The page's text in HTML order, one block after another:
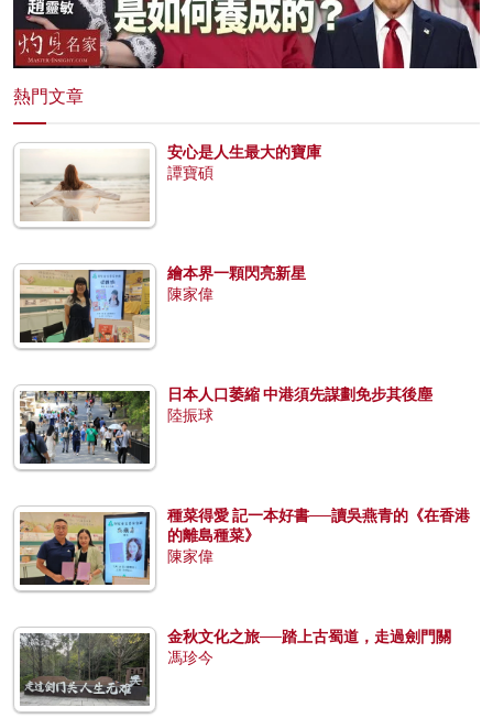
熱門文章
安心是人生最大的寶庫
譚寶碩
繪本界一顆閃亮新星
陳家偉
日本人口萎縮 中港須先謀劃免步其後塵
陸振球
種菜得愛 記一本好書──讀吳燕青的《在香港
的離島種菜》
陳家偉
金秋文化之旅──踏上古蜀道，走過劍門關
馮珍今